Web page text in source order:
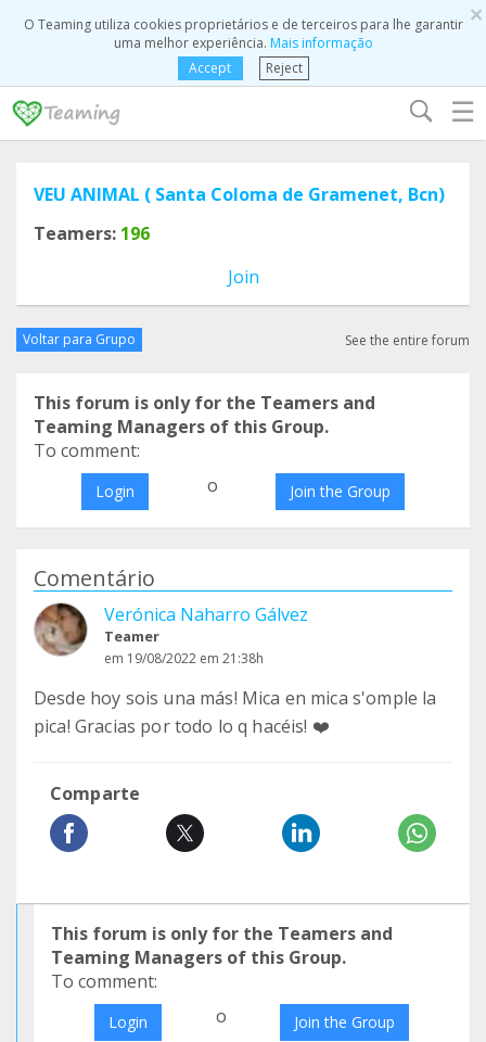
×
O Teaming utiliza cookies proprietários e de terceiros para lhe garantir
uma melhor experiência. Mais informação
Accept
Reject
☰
VEU ANIMAL ( Santa Coloma de Gramenet, Bcn)
Teamers: 196
Join
Voltar para Grupo See the entire forum
This forum is only for the Teamers and
Teaming Managers of this Group.
To comment:
Login o Join the Group
Comentário
Verónica Naharro Gálvez
Teamer
em 19/08/2022 em 21:38h
Desde hoy sois una más! Mica en mica s'omple la
pica! Gracias por todo lo q hacéis! ❤️
Comparte
This forum is only for the Teamers and
Teaming Managers of this Group.
To comment:
Login o Join the Group